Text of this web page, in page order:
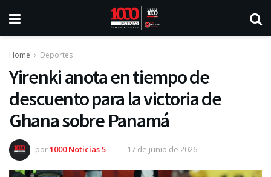
Home Deportes
Yirenki anota en tiempo de
descuento para la victoria de
Ghana sobre Panamá
por1000 Noticias 5 17 de junio de 2026